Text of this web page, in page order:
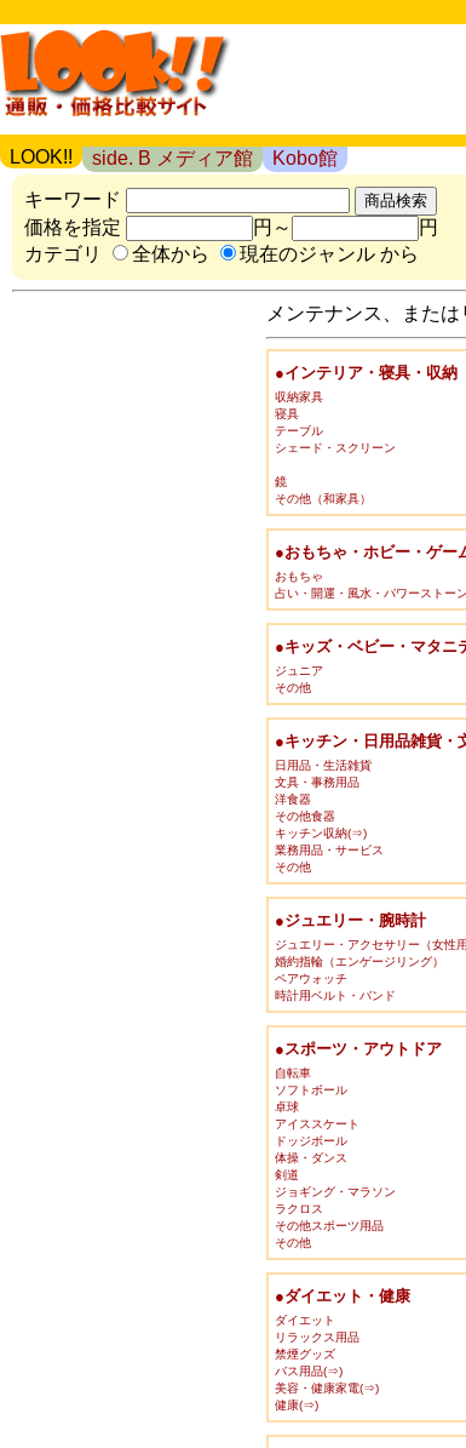
LOOK!! side. B メディア館
Kobo館
キーワード
価格を指定
円～
円
カテゴリ
全体から 現在のジャンル から
メンテナンス、また
●インテリア・寝具・収納
収納家具
寝具
テーブル
シェード・スクリーン
鏡
その他（和家具）
●おもちゃ・ホビー・ゲー
おもちゃ
占い・開運・風水・パワーストーン
●キッズ・ベビー・マタニ
ジュニア
その他
●キッチン・日用品雑貨・
日用品・生活雑貨
文具・事務用品
洋食器
その他食器
キッチン収納(⇒)
業務用品・サービス
その他
●ジュエリー・腕時計
ジュエリー・アクセサリー（女性用
婚約指輪（エンゲージリング）
ペアウォッチ
時計用ベルト・バンド
●スポーツ・アウトドア
自転車
ソフトボール
卓球
アイススケート
ドッジボール
体操・ダンス
剣道
ジョギング・マラソン
ラクロス
その他スポーツ用品
その他
●ダイエット・健康
ダイエット
リラックス用品
禁煙グッズ
バス用品(⇒)
美容・健康家電(⇒)
健康(⇒)